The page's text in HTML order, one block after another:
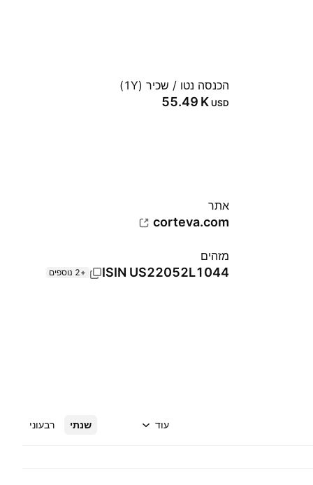
הכנסה נטו / שכיר (1Y)
‪55.49 K‬ USD
אתר‏
corteva.com
מזהים
ISIN US22052L1044 +2 נוספים
שנתי רבעוני עוד